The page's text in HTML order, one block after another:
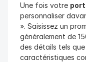
Une fois votre
personnaliser
». Saisissez un
généralement de
des détails tels
caractéristiques